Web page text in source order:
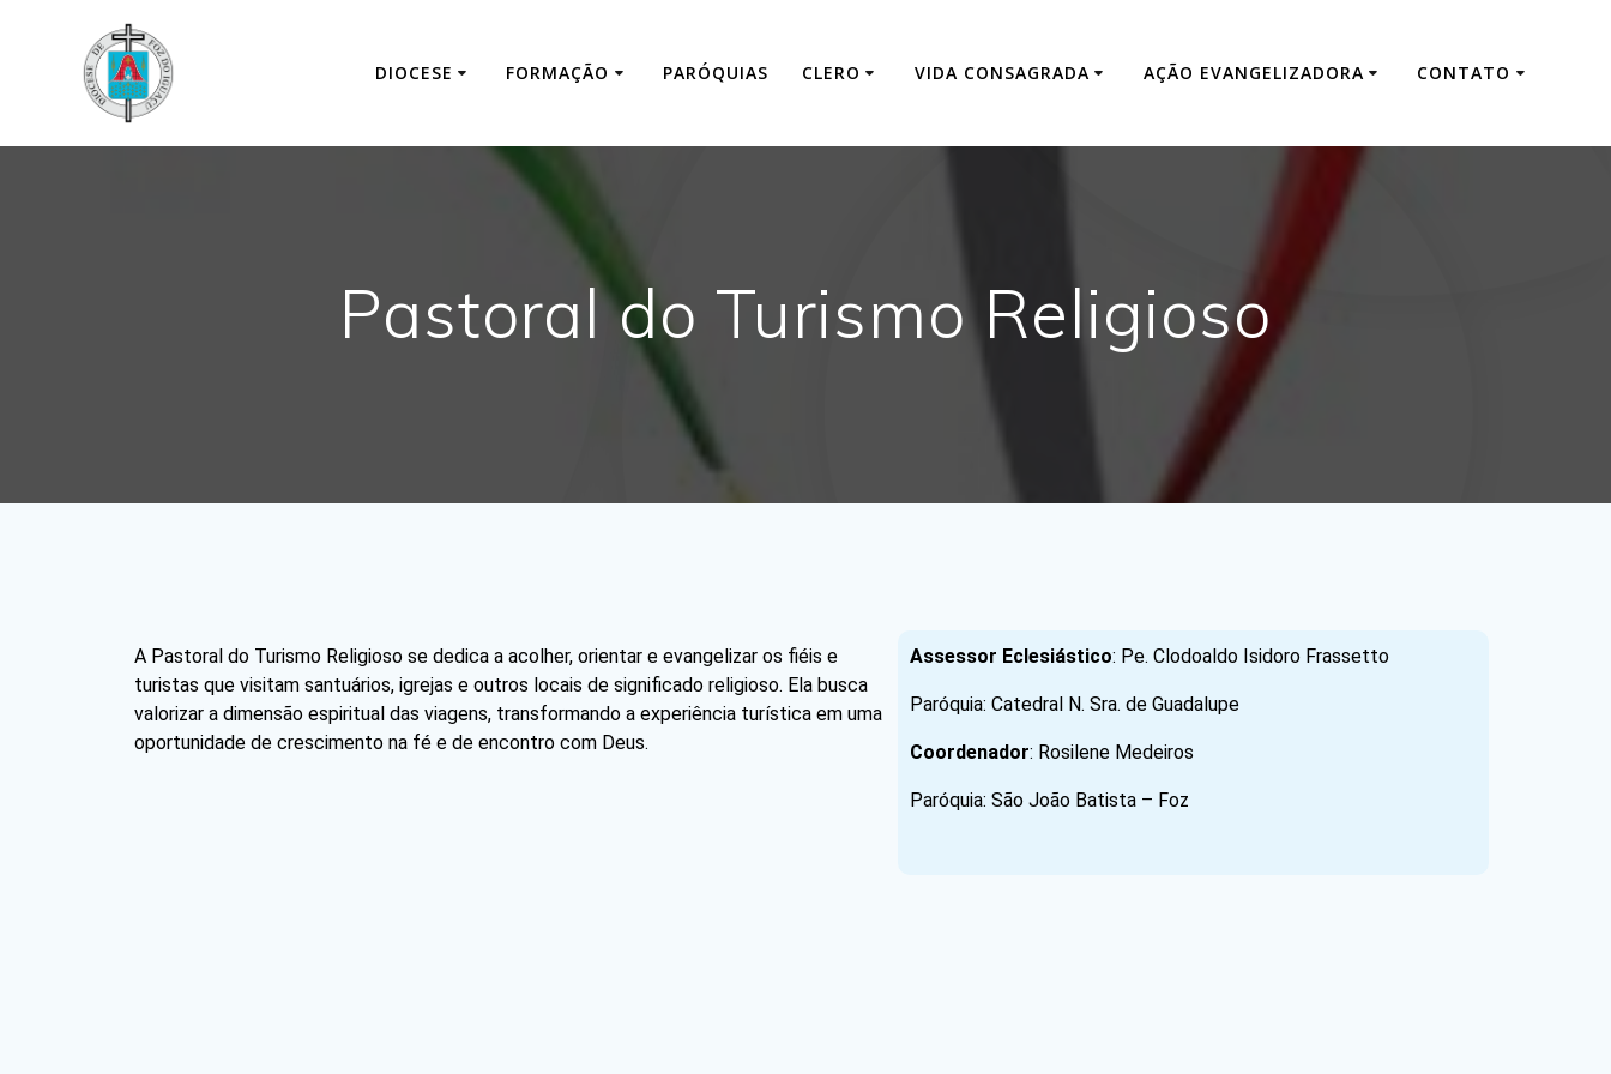
DIOCESE FORMAÇÃO PARÓQUIAS CLERO VIDA CONSAGRADA AÇÃO EVANGELIZADORA CONTATO
Pastoral do Turismo Religioso
A Pastoral do Turismo Religioso se dedica a acolher, orientar e evangelizar os fiéis e
turistas que visitam santuários, igrejas e outros locais de significado religioso. Ela busca
valorizar a dimensão espiritual das viagens, transformando a experiência turística em uma
oportunidade de crescimento na fé e de encontro com Deus.
Assessor Eclesiástico: Pe. Clodoaldo Isidoro Frassetto
Paróquia: Catedral N. Sra. de Guadalupe
Coordenador: Rosilene Medeiros
Paróquia: São João Batista – Foz